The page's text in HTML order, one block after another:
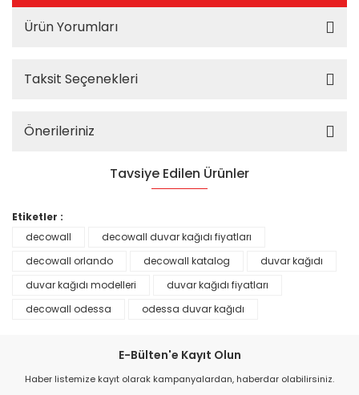
Ürün Yorumları
Taksit Seçenekleri
Önerileriniz
Tavsiye Edilen Ürünler
Etiketler :
decowall
decowall duvar kağıdı fiyatları
decowall orlando
decowall katalog
duvar kağıdı
duvar kağıdı modelleri
duvar kağıdı fiyatları
decowall odessa
odessa duvar kağıdı
E-Bülten'e Kayıt Olun
Haber listemize kayıt olarak kampanyalardan, haberdar olabilirsiniz.